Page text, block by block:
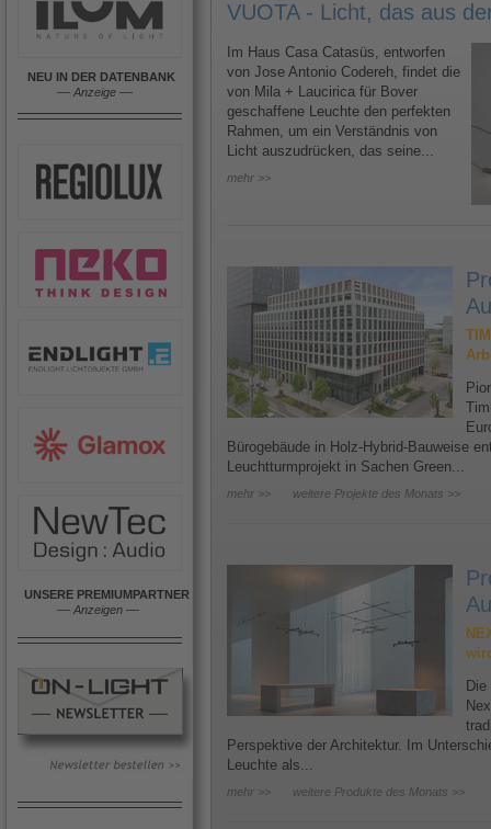
NEU IN DER DATENBANK
–– Anzeige ––
UNSERE PREMIUMPARTNER
–– Anzeigen ––
VUOTA - Licht, das aus
Im Haus Casa Catasüs, entworfen
von Jose Antonio Codereh, findet die
von Mila + Laucirica für Bover
geschaffene Leuchte den perfekten
Rahmen, um ein Verständnis von
Licht auszudrücken, das seine...
mehr >>
Bürogebäude in Holz-Hybrid-Bauweise
Leuchtturmprojekt in Sachen Green...
mehr >> weitere Projekte des Monats >>
Perspektive der Architektur. Im
Leuchte als...
mehr >> weitere Produkte des Monats >>